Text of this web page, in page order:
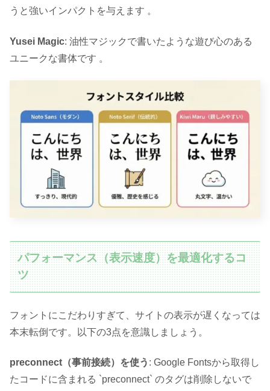
うと強いインパクトを与えます 。
Yusei Magic: 油性マジックで書いたような遊び心のある
ユニークな書体です 。
パフォーマンス（表示速度）を最適化するコ
ツ
フォントにこだわりすぎて、サイトの表示が遅くなっては
本末転倒です。以下の3点を意識しましょう。
preconnect（事前接続）を使う : Google Fontsから取得し
たコードに含まれる `preconnect` のタグは削除しないで